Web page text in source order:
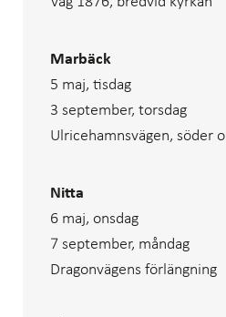
Marbäck
5 maj, tisdag
3 september, torsdag
Ulricehamnsvägen, söder
Nitta
6 maj, onsdag
7 september, måndag
Dragonvägens förlängning